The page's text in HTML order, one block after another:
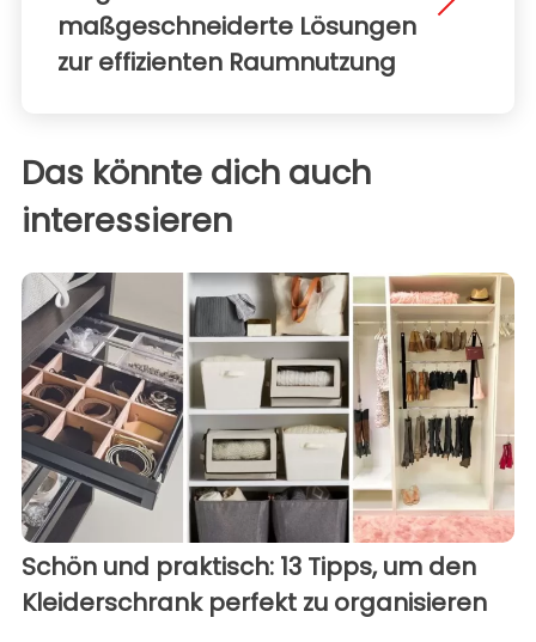
maßgeschneiderte Lösungen
zur effizienten Raumnutzung
Das könnte dich auch
interessieren
Schön und praktisch: 13 Tipps, um den
Kleiderschrank perfekt zu organisieren